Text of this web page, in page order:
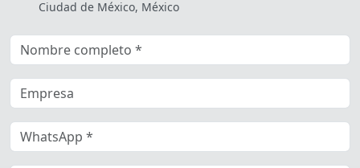
Ciudad de México, México